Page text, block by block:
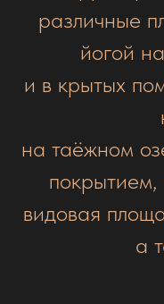
различные
йогой
и в крытых
на таёжном
видовая
а